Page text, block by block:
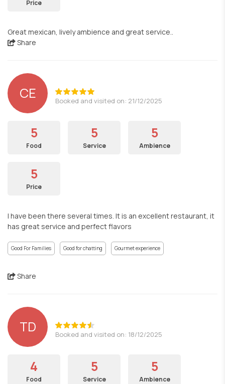
Price
Great mexican, lively ambience and great service..
Share
CE Booked and visited on: 21/12/2025
5
Food
5
Service
5
Ambience
5
Price
I have been there several times. It is an excellent restaurant, it
has great service and perfect flavors
Good For Families Good for chatting Gourmet experience
Share
TD Booked and visited on: 18/12/2025
4
Food
5
Service
5
Ambience